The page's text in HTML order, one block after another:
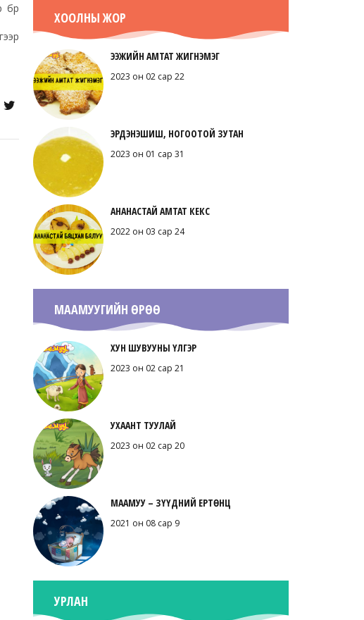
ХООЛНЫ ЖОР
ЭЭЖИЙН АМТАТ ЖИГНЭМЭГ
2023 он 02 сар 22
ЭРДЭНЭШИШ, НОГООТОЙ ЗУТАН
2023 он 01 сар 31
АНАНАСТАЙ АМТАТ КЕКС
2022 он 03 сар 24
МААМУУГИЙН ӨРӨӨ
ХУН ШУВУУНЫ ҮЛГЭР
2023 он 02 сар 21
УХААНТ ТУУЛАЙ
2023 он 02 сар 20
МААМУУ – ЗҮҮДНИЙ ЕРТӨНЦ
2021 он 08 сар 9
УРЛАН